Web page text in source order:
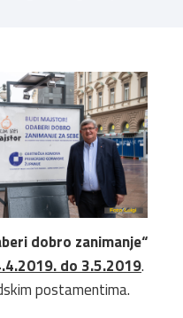
dobro zanimanje“
do 3.5.2019.
postamentima.